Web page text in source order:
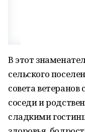
В этот
сельского
совета
соседи и
сладкими